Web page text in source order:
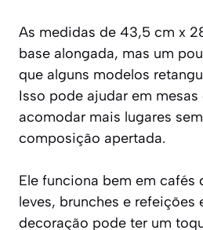
As medidas de 43,5 cm x
base alongada, mas um
que alguns modelos
Isso pode ajudar em
acomodar mais lugares
composição apertada.
Ele funciona bem em cafés
leves, brunches e refeições
decoração pode ter um